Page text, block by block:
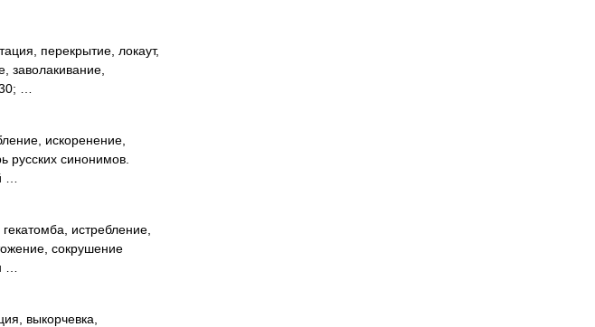
перекрытие, локаут,
заволакивание,
…
искоренение,
русских синонимов.
…
истребление,
сокрушение
…
выкорчевка,